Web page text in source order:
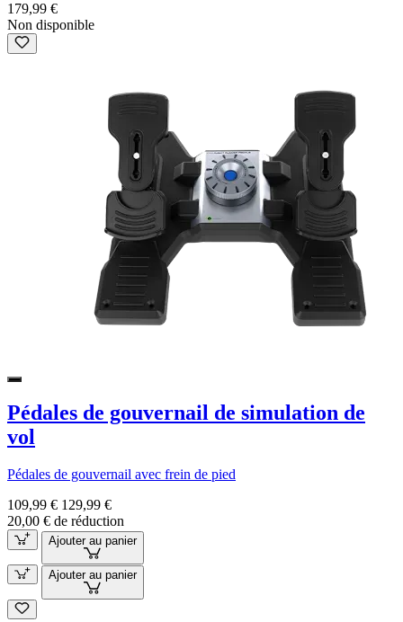
179,99 €
Non disponible
Pédales de gouvernail de simulation de
vol
Pédales de gouvernail avec frein de pied
109,99 € 129,99 €
20,00 € de réduction
Ajouter au panier
Ajouter au panier